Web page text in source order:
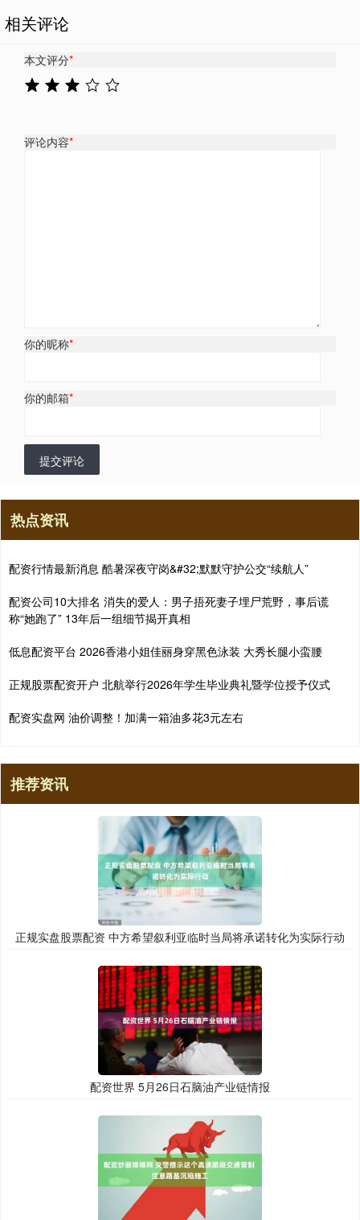
相关评论
本文评分*
评论内容*
你的昵称*
你的邮箱*
提交评论
热点资讯
配资行情最新消息 酷暑深夜守岗&#32;默默守护公交“续航人”
配资公司10大排名 消失的爱人：男子捂死妻子埋尸荒野，事后谎
称“她跑了” 13年后一组细节揭开真相
低息配资平台 2026香港小姐佳丽身穿黑色泳装 大秀长腿小蛮腰
正规股票配资开户 北航举行2026年学生毕业典礼暨学位授予仪式
配资实盘网 油价调整！加满一箱油多花3元左右
推荐资讯
正规实盘股票配资 中方希望叙利亚临时当局将承诺转化为实际行动
配资世界 5月26日石脑油产业链情报